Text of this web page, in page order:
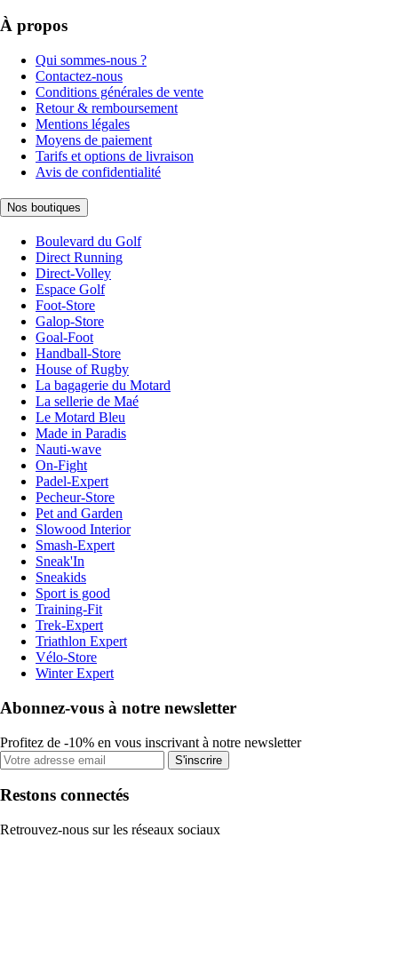
À propos
Qui sommes-nous ?
Contactez-nous
Conditions générales de vente
Retour & remboursement
Mentions légales
Moyens de paiement
Tarifs et options de livraison
Avis de confidentialité
Nos boutiques
Boulevard du Golf
Direct Running
Direct-Volley
Espace Golf
Foot-Store
Galop-Store
Goal-Foot
Handball-Store
House of Rugby
La bagagerie du Motard
La sellerie de Maé
Le Motard Bleu
Made in Paradis
Nauti-wave
On-Fight
Padel-Expert
Pecheur-Store
Pet and Garden
Slowood Interior
Smash-Expert
Sneak'In
Sneakids
Sport is good
Training-Fit
Trek-Expert
Triathlon Expert
Vélo-Store
Winter Expert
Abonnez-vous à notre newsletter
Profitez de -10% en vous inscrivant à notre newsletter
S'inscrire
Restons connectés
Retrouvez-nous sur les réseaux sociaux